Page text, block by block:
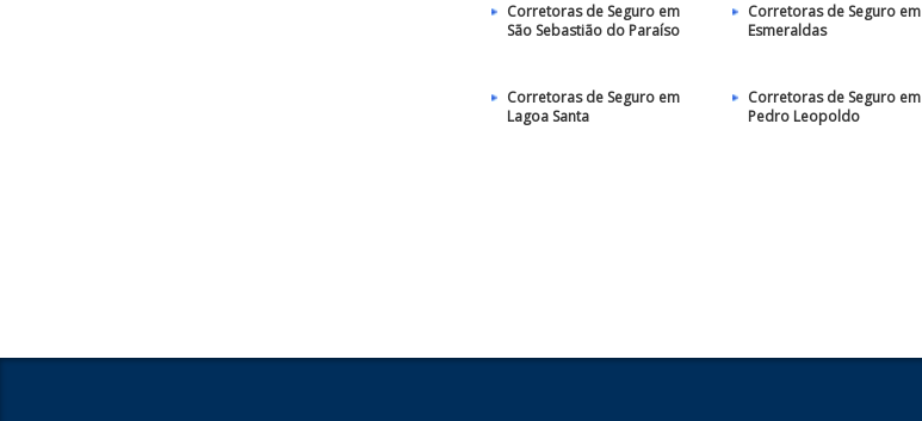
Corretoras de Seguro em
São Sebastião do Paraíso
Corretoras de Seguro em
Esmeraldas
Corretoras de Seguro em
Lagoa Santa
Corretoras de Seguro em
Pedro Leopoldo